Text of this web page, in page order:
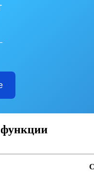
функции